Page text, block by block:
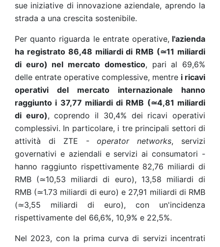
sue iniziative di innovazione aziendale, aprendo la
strada a una crescita sostenibile.
Per quanto riguarda le entrate operative, l'azienda
ha registrato 86,48 miliardi di RMB (≃11 miliardi
di euro) nel mercato domestico, pari al 69,6%
delle entrate operative complessive, mentre i ricavi
operativi del mercato internazionale hanno
raggiunto i 37,77 miliardi di RMB (≃4,81 miliardi
di euro), coprendo il 30,4% dei ricavi operativi
complessivi. In particolare, i tre principali settori di
attività di ZTE -operator networks, servizi
governativi e aziendali e servizi ai consumatori -
hanno raggiunto rispettivamente 82,76 miliardi di
RMB (≃10,53 miliardi di euro), 13,58 miliardi di
RMB (≃1.73 miliardi di euro) e 27,91 miliardi di RMB
(≃3,55 miliardi di euro), con un'incidenza
rispettivamente del 66,6%, 10,9% e 22,5%.
Nel 2023, con la prima curva di servizi incentrati